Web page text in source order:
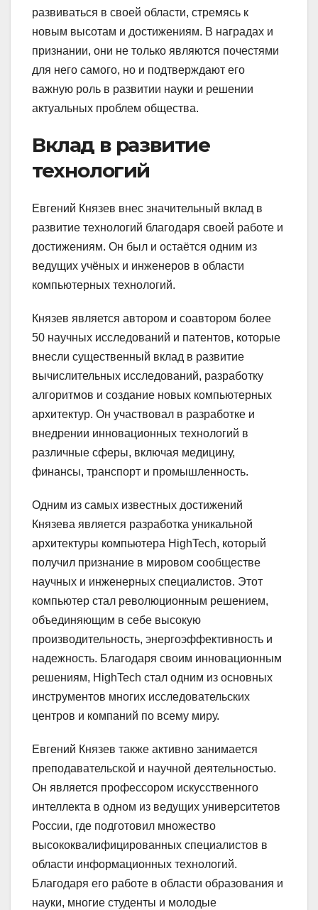
развиваться в своей области, стремясь к
новым высотам и достижениям. В наградах и
признании, они не только являются почестями
для него самого, но и подтверждают его
важную роль в развитии науки и решении
актуальных проблем общества.
Вклад в развитие
технологий
Евгений Князев внес значительный вклад в
развитие технологий благодаря своей работе и
достижениям. Он был и остаётся одним из
ведущих учёных и инженеров в области
компьютерных технологий.
Князев является автором и соавтором более
50 научных исследований и патентов, которые
внесли существенный вклад в развитие
вычислительных исследований, разработку
алгоритмов и создание новых компьютерных
архитектур. Он участвовал в разработке и
внедрении инновационных технологий в
различные сферы, включая медицину,
финансы, транспорт и промышленность.
Одним из самых известных достижений
Князева является разработка уникальной
архитектуры компьютера HighTech, который
получил признание в мировом сообществе
научных и инженерных специалистов. Этот
компьютер стал революционным решением,
объединяющим в себе высокую
производительность, энергоэффективность и
надежность. Благодаря своим инновационным
решениям, HighTech стал одним из основных
инструментов многих исследовательских
центров и компаний по всему миру.
Евгений Князев также активно занимается
преподавательской и научной деятельностью.
Он является профессором искусственного
интеллекта в одном из ведущих университетов
России, где подготовил множество
высококвалифицированных специалистов в
области информационных технологий.
Благодаря его работе в области образования и
науки, многие студенты и молодые